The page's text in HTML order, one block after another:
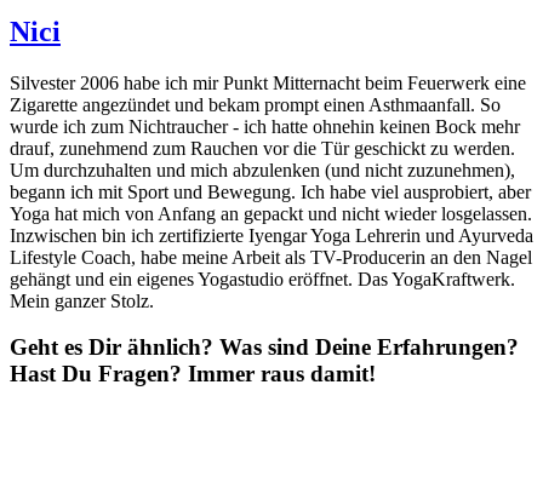
Nici
Silvester 2006 habe ich mir Punkt Mitternacht beim Feuerwerk eine
Zigarette angezündet und bekam prompt einen Asthmaanfall. So
wurde ich zum Nichtraucher - ich hatte ohnehin keinen Bock mehr
drauf, zunehmend zum Rauchen vor die Tür geschickt zu werden.
Um durchzuhalten und mich abzulenken (und nicht zuzunehmen),
begann ich mit Sport und Bewegung. Ich habe viel ausprobiert, aber
Yoga hat mich von Anfang an gepackt und nicht wieder losgelassen.
Inzwischen bin ich zertifizierte Iyengar Yoga Lehrerin und Ayurveda
Lifestyle Coach, habe meine Arbeit als TV-Producerin an den Nagel
gehängt und ein eigenes Yogastudio eröffnet. Das YogaKraftwerk.
Mein ganzer Stolz.
Geht es Dir ähnlich? Was sind Deine Erfahrungen?
Hast Du Fragen? Immer raus damit!